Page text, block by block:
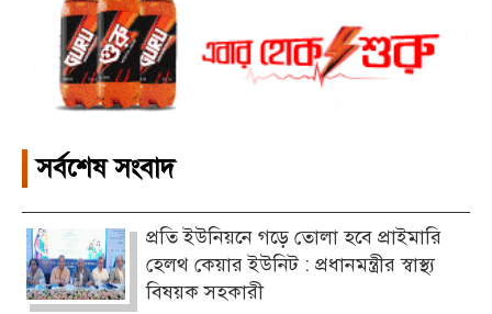
সর্বশেষ সংবাদ
প্রতি ইউনিয়নে গড়ে তোলা হবে প্রাইমারি
হেলথ কেয়ার ইউনিট : প্রধানমন্ত্রীর স্বাস্থ্য
বিষয়ক সহকারী